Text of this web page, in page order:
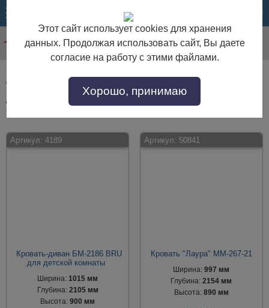
Детская мебель с тремя спинками
Детская мебель с тремя спинками по выгодной цене. Покупайте в
Артикул: 4189
Кровать-диван БМ-2186 BRU
для детской комнаты
Ширина:1015 мм
Глубина: 2105 мм
Высота:900 мм
Артикул: 50841
Кровать "Лаура" ММ-267-21
Ширина:997 мм
Глубина:2154 мм
Высота: 890 мм
Этот сайт использует cookies для хранения
данных. Продолжая использовать сайт, Вы даете
согласие на работу с этими файлами.
Хорошо, принимаю